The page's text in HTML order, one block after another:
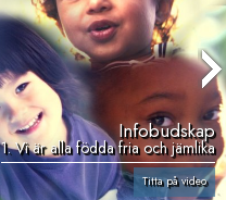
Infobudskap
1. Vi är alla födda fria och jämlika
Titta på video